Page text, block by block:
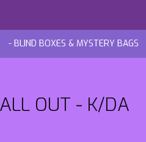
- BLIND BOXES & MYSTERY BAGS
OUT - K/DA